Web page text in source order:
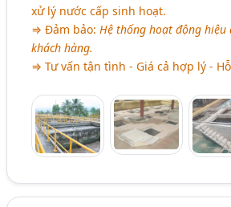
xử lý nước cấp sinh hoạt.
⇒ Đảm bảo: Hệ thống hoạt động hiệu
khách hàng.
⇒ Tư vấn tận tình - Giá cả hợp lý -